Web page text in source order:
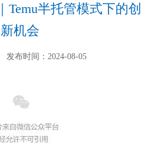
Temu半托管模式下的创
新机会
发布时间：2024-08-05